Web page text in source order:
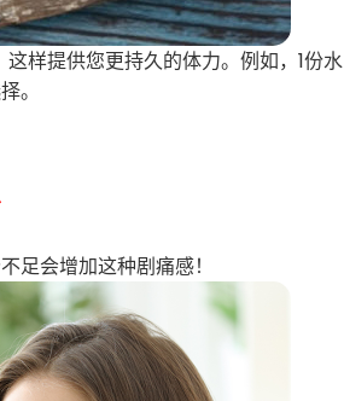
样提供您更持久的体力。例如，1份水
。
足会增加这种剧痛感！